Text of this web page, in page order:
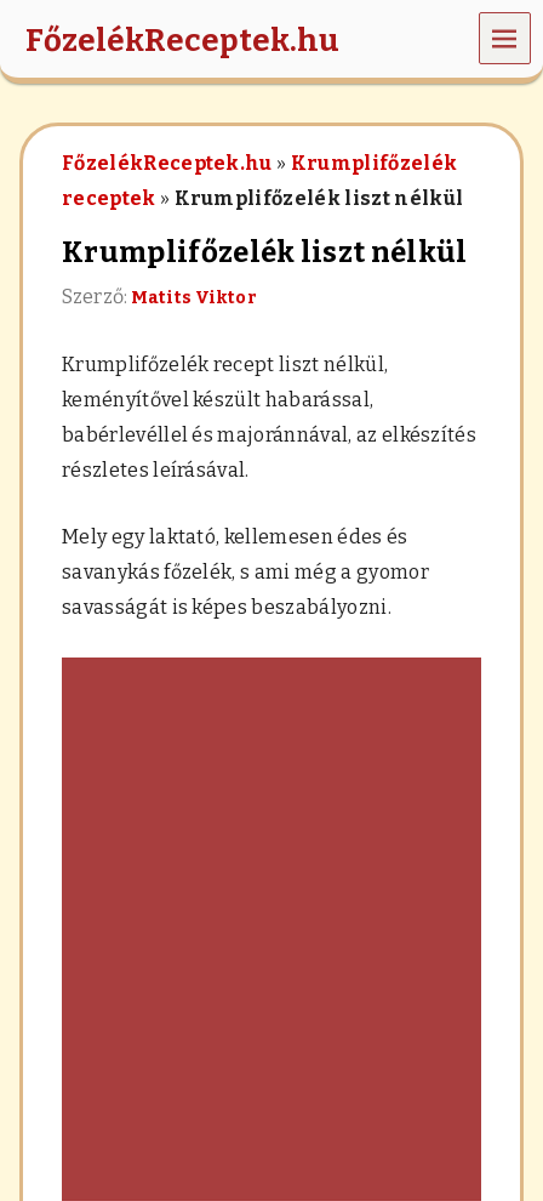
FőzelékReceptek.hu
l
MEN
Ü
FőzelékReceptek.hu » Krumplifőzelék
receptek » Krumplifőzelék liszt nélkül
Krumplifőzelék liszt nélkül
Szerző: Matits Viktor
Krumplifőzelék recept liszt nélkül,
keményítővel készült habarással,
babérlevéllel és majoránnával, az elkészítés
részletes leírásával.
Mely egy laktató, kellemesen édes és
savanykás főzelék, s ami még a gyomor
savasságát is képes beszabályozni.